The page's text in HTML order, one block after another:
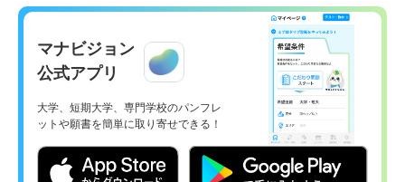
マナビジョン
公式アプリ
大学、短期大学、専門学校のパンフレ
ットや願書を簡単に取り寄せできる！